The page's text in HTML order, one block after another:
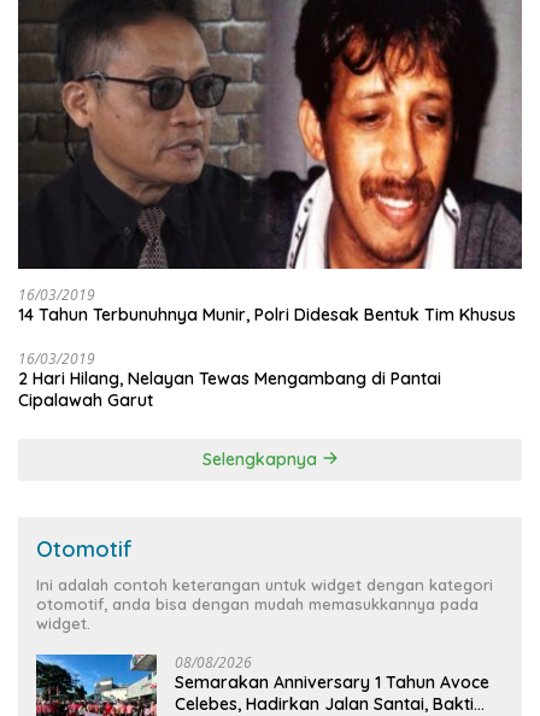
16/03/2019
14 Tahun Terbunuhnya Munir, Polri Didesak Bentuk Tim Khusus
16/03/2019
2 Hari Hilang, Nelayan Tewas Mengambang di Pantai
Cipalawah Garut
Selengkapnya
Otomotif
Ini adalah contoh keterangan untuk widget dengan kategori
otomotif, anda bisa dengan mudah memasukkannya pada
widget.
08/08/2026
Semarakan Anniversary 1 Tahun Avoce
Celebes, Hadirkan Jalan Santai, Bakti